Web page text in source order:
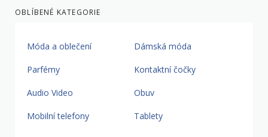
OBLÍBENÉ KATEGORIE
Móda a oblečení Dámská móda
Parfémy Kontaktní čočky
Audio Video Obuv
Mobilní telefony Tablety